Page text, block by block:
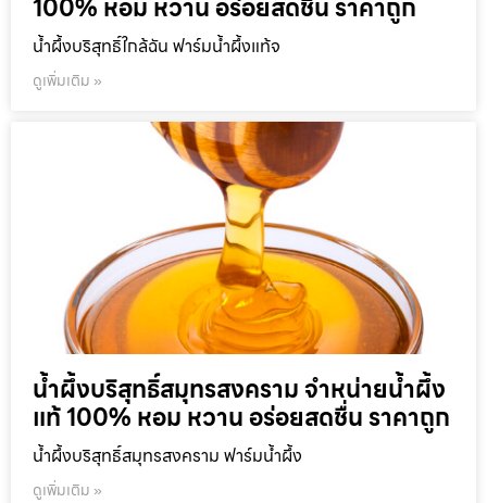
100% หอม หวาน อร่อยสดชื่น ราคาถูก
น้ำผึ้งบริสุทธิ์ใกล้ฉัน ฟาร์มน้ำผึ้งแท้จ
ดูเพิ่มเติม »
น้ำผึ้งบริสุทธิ์สมุทรสงคราม จำหน่ายน้ำผึ้ง
แท้ 100% หอม หวาน อร่อยสดชื่น ราคาถูก
น้ำผึ้งบริสุทธิ์สมุทรสงคราม ฟาร์มน้ำผึ้ง
ดูเพิ่มเติม »